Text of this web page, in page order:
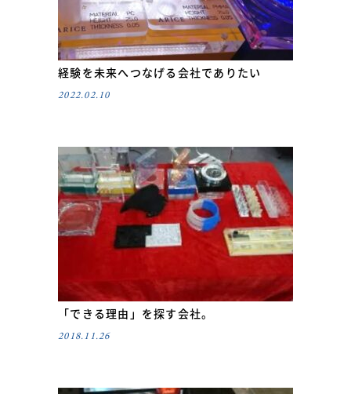
経験を未来へつなげる会社でありたい
2022.02.10
「できる理由」を探す会社。
2018.11.26